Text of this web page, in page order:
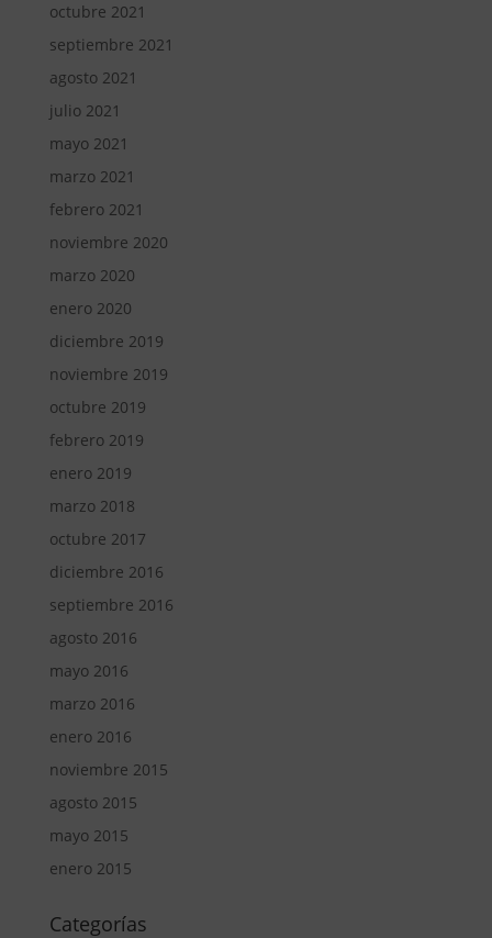
octubre 2021
septiembre 2021
agosto 2021
julio 2021
mayo 2021
marzo 2021
febrero 2021
noviembre 2020
marzo 2020
enero 2020
diciembre 2019
noviembre 2019
octubre 2019
febrero 2019
enero 2019
marzo 2018
octubre 2017
diciembre 2016
septiembre 2016
agosto 2016
mayo 2016
marzo 2016
enero 2016
noviembre 2015
agosto 2015
mayo 2015
enero 2015
Categorías